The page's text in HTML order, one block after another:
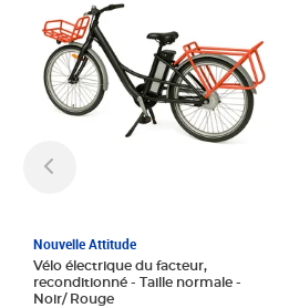
Nouvelle Attitude
Vélo électrique du facteur,
reconditionné - Taille normale -
Noir/ Rouge